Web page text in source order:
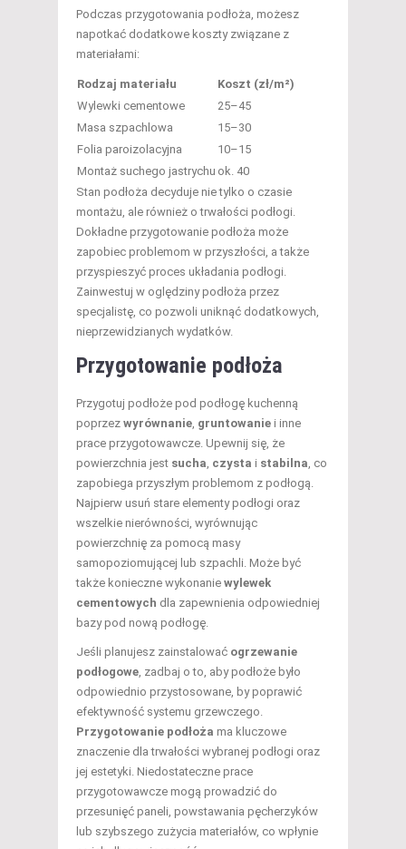
Podczas przygotowania podłoża, możesz
napotkać dodatkowe koszty związane z
materiałami:
Rodzaj materiału
Koszt (zł/m²)
Wylewki cementowe
25–45
Masa szpachlowa
15–30
Folia paroizolacyjna
10–15
Montaż suchego jastrychu ok. 40
Stan podłoża decyduje nie tylko o czasie
montażu, ale również o trwałości podłogi.
Dokładne przygotowanie podłoża może
zapobiec problemom w przyszłości, a także
przyspieszyć proces układania podłogi.
Zainwestuj w oględziny podłoża przez
specjalistę, co pozwoli uniknąć dodatkowych,
nieprzewidzianych wydatków.
Przygotowanie podłoża
Przygotuj podłoże pod podłogę kuchenną
poprzez wyrównanie gruntowanie i inne
prace przygotowawcze. Upewnij się, że
powierzchnia jest sucha czysta i stabilna , co
zapobiega przyszłym problemom z podłogą.
Najpierw usuń stare elementy podłogi oraz
wszelkie nierówności, wyrównując
powierzchnię za pomocą masy
samopoziomującej lub szpachli. Może być
także konieczne wykonanie wylewek
cementowych dla zapewnienia odpowiedniej
bazy pod nową podłogę.
Jeśli planujesz zainstalować ogrzewanie
podłogowe , zadbaj o to, aby podłoże było
odpowiednio przystosowane, by poprawić
efektywność systemu grzewczego.
Przygotowanie podłoża ma kluczowe
znaczenie dla trwałości wybranej podłogi oraz
jej estetyki. Niedostateczne prace
przygotowawcze mogą prowadzić do
przesunięć paneli, powstawania pęcherzyków
lub szybszego zużycia materiałów, co wpłynie